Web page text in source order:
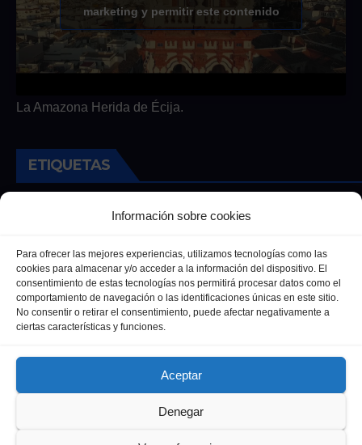
Información sobre cookies
Para ofrecer las mejores experiencias, utilizamos tecnologías como las
cookies para almacenar y/o acceder a la información del dispositivo. El
consentimiento de estas tecnologías nos permitirá procesar datos como el
comportamiento de navegación o las identificaciones únicas en este sitio.
No consentir o retirar el consentimiento, puede afectar negativamente a
ciertas características y funciones.
Aceptar
Denegar
marketing y permitir este contenido
La Amazona Herida de Écija.
ETIQUETAS
Andalucía Cultura Deportes